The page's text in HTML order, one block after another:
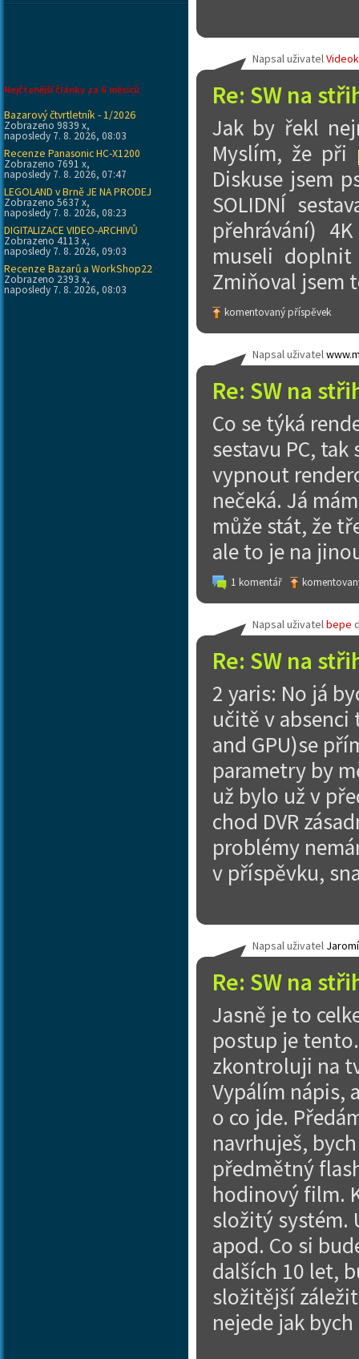
Re: SW na
Napsal uživatel
Jak by řekl
Myslím, že při
Diskuse jsem
SOLIDNÍ
přehrávání)
museli
Zmiňoval jsem
komentovaný příspěvek
Re: SW na
Napsal uživatel
Co se týká
sestavu PC, tak
vypnout
nečeká. Já
může stát, že
ale to je na
1 komentář
Re: SW na
Napsal uživatelbepe
2 yaris: No já
učitě v absenci
and GPU)se
parametry by
už bylo už v
chod DVR
problémy
v příspěvku,
Re: SW na
Napsal uživatel
Jasně je to
postup je
zkontroluji na
Vypálím nápis,
o co jde.
navrhuješ,
předmětný
hodinový film.
složitý systém.
apod. Co si
dalších 10 let,
složitější
nejede jak
Nejčtenější články za 6 měsíců
Bazarový čtvrtletník - 1/2026
Zobrazeno 9839 x,
naposledy 7. 8. 2026, 08:03
Recenze Panasonic HC-X1200
Zobrazeno 7691 x,
naposledy 7. 8. 2026, 07:47
LEGOLAND v Brně JE NA PRODEJ
Zobrazeno 5637 x,
naposledy 7. 8. 2026, 08:23
DIGITALIZACE VIDEO-ARCHIVŮ
Zobrazeno 4113 x,
naposledy 7. 8. 2026, 09:03
Recenze Bazarů a WorkShop22
Zobrazeno 2393 x,
naposledy 7. 8. 2026, 08:03